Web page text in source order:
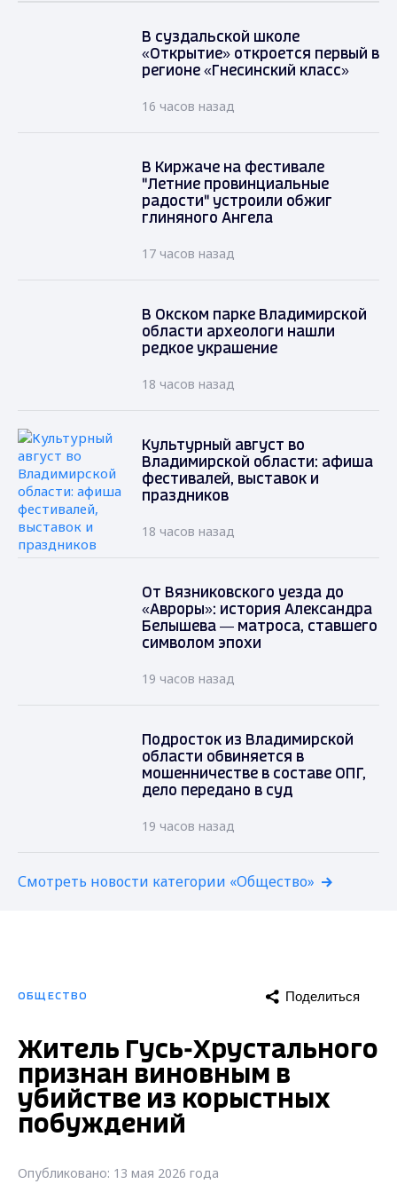
В суздальской школе
«Открытие» откроется первый в
регионе «Гнесинский класс»
16 часов назад
В Киржаче на фестивале
"Летние провинциальные
радости" устроили обжиг
глиняного Ангела
17 часов назад
В Окском парке Владимирской
области археологи нашли
редкое украшение
18 часов назад
Культурный август во
Владимирской области: афиша
фестивалей, выставок и
праздников
18 часов назад
От Вязниковского уезда до
«Авроры»: история Александра
Белышева — матроса, ставшего
символом эпохи
19 часов назад
Подросток из Владимирской
области обвиняется в
мошенничестве в составе ОПГ,
дело передано в суд
19 часов назад
Смотреть новости категории «Общество»
ОБЩЕСТВО Поделиться
Житель Гусь-Хрустального
признан виновным в
убийстве из корыстных
побуждений
Опубликовано: 13 мая 2026 года